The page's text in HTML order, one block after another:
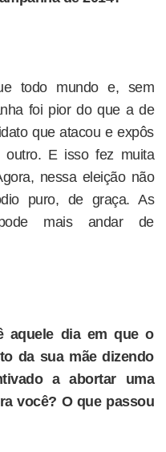
todo mundo e, sem
foi pior do que a de
que atacou e expôs
outro. E isso fez muita
nessa eleição não
puro, de graça. As
mais andar de
aquele dia em que o
da sua mãe dizendo
a abortar uma
você? O que passou